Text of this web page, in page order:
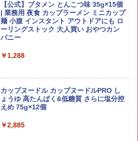
by Amazon あきたこまちブレンド 無洗
米 5kg
￥3,396
新潟ケンベイ【精米】新潟県産にじのき
らめき 5kg 令和7年産
￥5,809
角ハイボール 350ml×24本 サントリー ウ
イスキー ハイボール 缶
トリスウイスキー 4000ml サントリー 大
容量 4リットル
【公式】ブタメン とんこつ味 35g×15個
| 業務用 夜食 カップラーメン ミニカップ
麺 小腹 インスタント アウトドアにも ロ
ーリングストック 大人買い おやつカン
パニー
￥1,288
カップヌードル カップヌードルPRO し
ょうゆ 高たんぱく&低糖質 さらに塩分控
えめ 75g×12個
￥2,885